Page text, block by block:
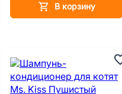
В корзину